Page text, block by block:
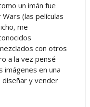
un imán fue
(las películas
me
con otros
a la vez pensé
en una
diseñar y vender